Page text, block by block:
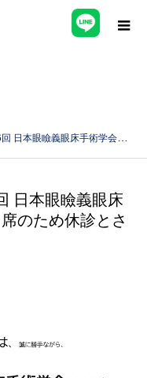
（高知）」に出席のため休診とさせていただきます。
日本眼瞼義眼床
のため休診とさ